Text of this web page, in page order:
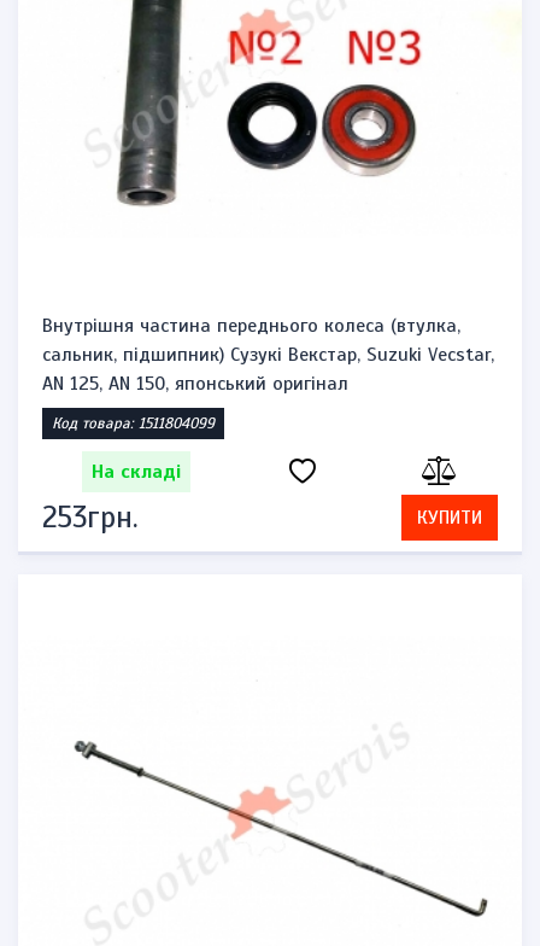
Внутрішня частина переднього колеса (втулка,
сальник, підшипник) Сузукі Векстар, Suzuki Vecstar,
AN 125, AN 150, японський оригінал
Код товара: 1511804099
На складі
253грн. КУПИТИ